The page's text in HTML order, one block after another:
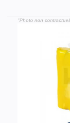
"Photo non